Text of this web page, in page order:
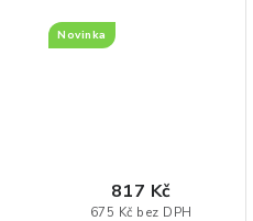
Novinka
675 Kč bez DPH
817 Kč